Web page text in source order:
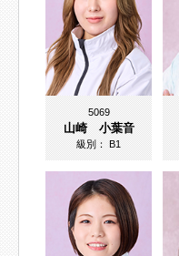
5069
山崎 小葉音
級別：B1